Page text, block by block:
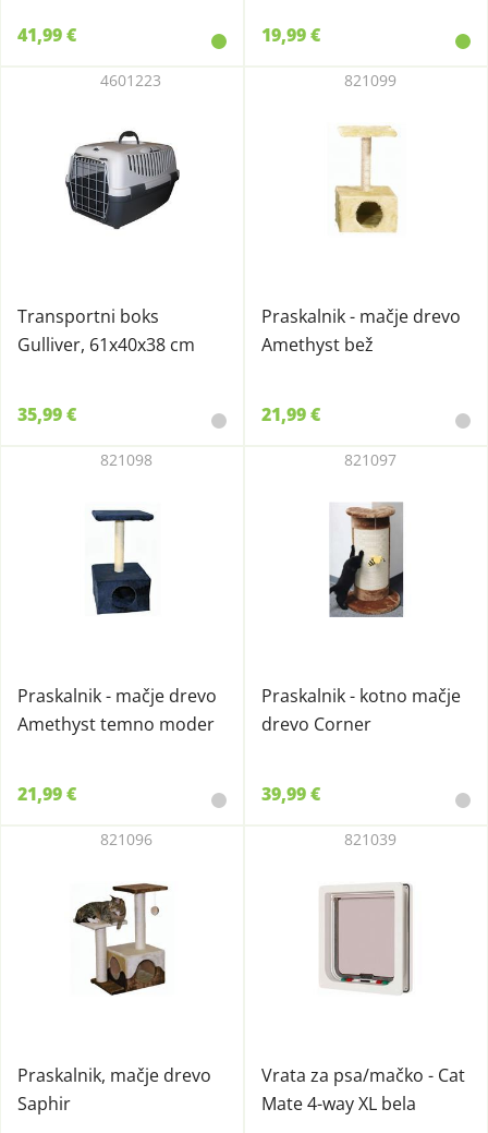
41,99 € 19,99 €
Transportni boks
Gulliver, 61x40x38 cm
4601223
35,99 €
Praskalnik - mačje drevo
Amethyst bež
821099
21,99 €
Praskalnik - mačje drevo
Amethyst temno moder
821098
21,99 €
Praskalnik - kotno mačje
drevo Corner
821097
39,99 €
Praskalnik, mačje drevo
Saphir
821096
Vrata za psa/mačko - Cat
Mate 4-way XL bela
821039